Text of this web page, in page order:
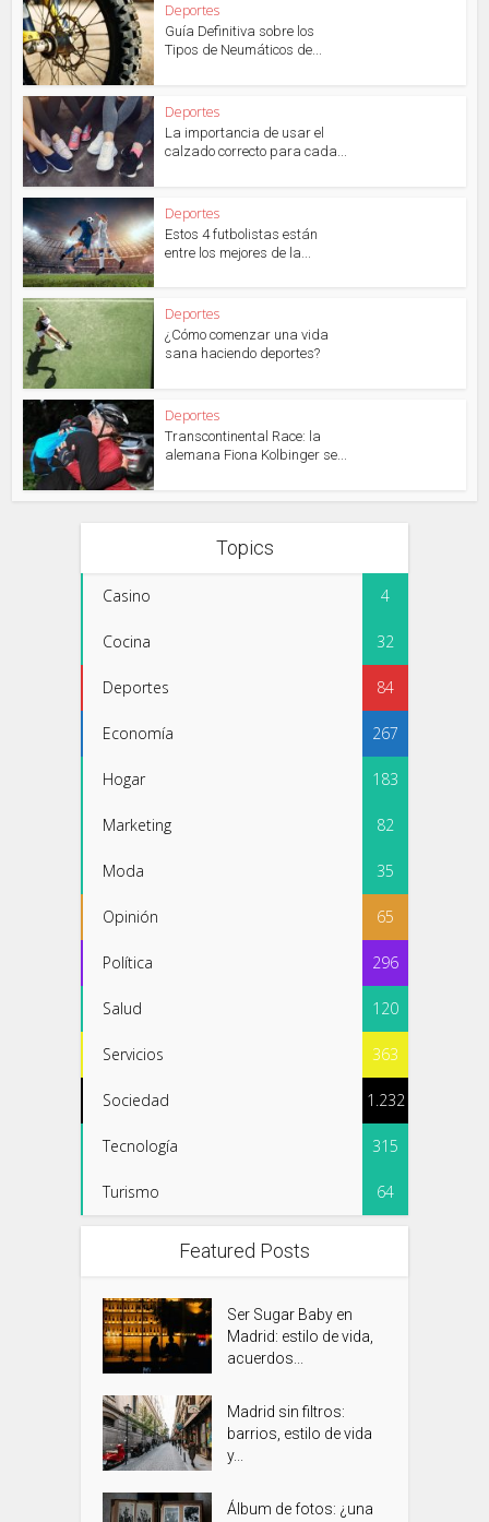
Deportes
Guía Definitiva sobre los
Tipos de Neumáticos de...
Deportes
La importancia de usar el
calzado correcto para cada...
Deportes
Estos 4 futbolistas están
entre los mejores de la...
Deportes
¿Cómo comenzar una vida
sana haciendo deportes?
Deportes
Transcontinental Race: la
alemana Fiona Kolbinger se...
Topics
Casino 4
Cocina 32
Deportes 84
Economía 267
Hogar 183
Marketing 82
Moda 35
Opinión 65
Política 296
Salud 120
Servicios 363
Sociedad 1.232
Tecnología 315
Turismo 64
Featured Posts
Ser Sugar Baby en
Madrid: estilo de vida,
acuerdos...
Madrid sin filtros:
barrios, estilo de vida
y...
Álbum de fotos: ¿una